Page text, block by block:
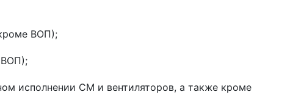
ВОП);
ВОП);
исполнении СМ и вентиляторов, а также кроме